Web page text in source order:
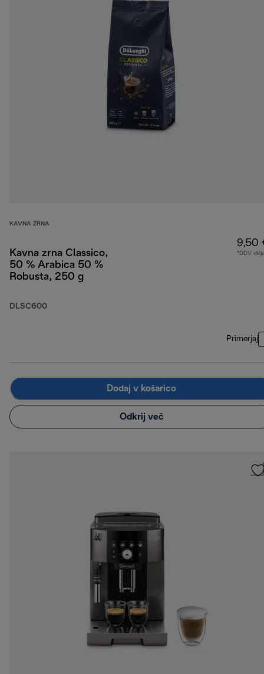
KAVNA ZRNA
Kavna zrna Classico,
50 % Arabica 50 %
Robusta, 250 g
DLSC600
9,50
*DDV
Primerjaj
Dodaj v košarico
Odkrij več